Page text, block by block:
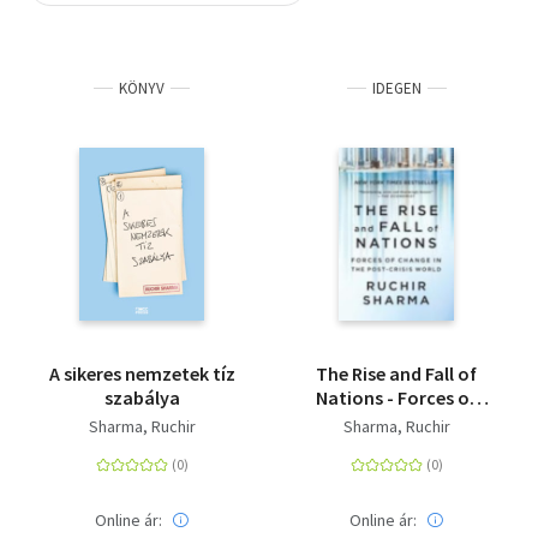
Tankönyv, segédkönyv
Társadalomtudomány
Természettudomány
Történelem
KÖNYV
A sikeres nemzetek tíz
szabálya
Sharma, Ruchir
Online ár:
IDEGEN
The Rise and Fall of
Nations - Forces of
Change in the Post-
Sharma, Ruchir
Online ár: